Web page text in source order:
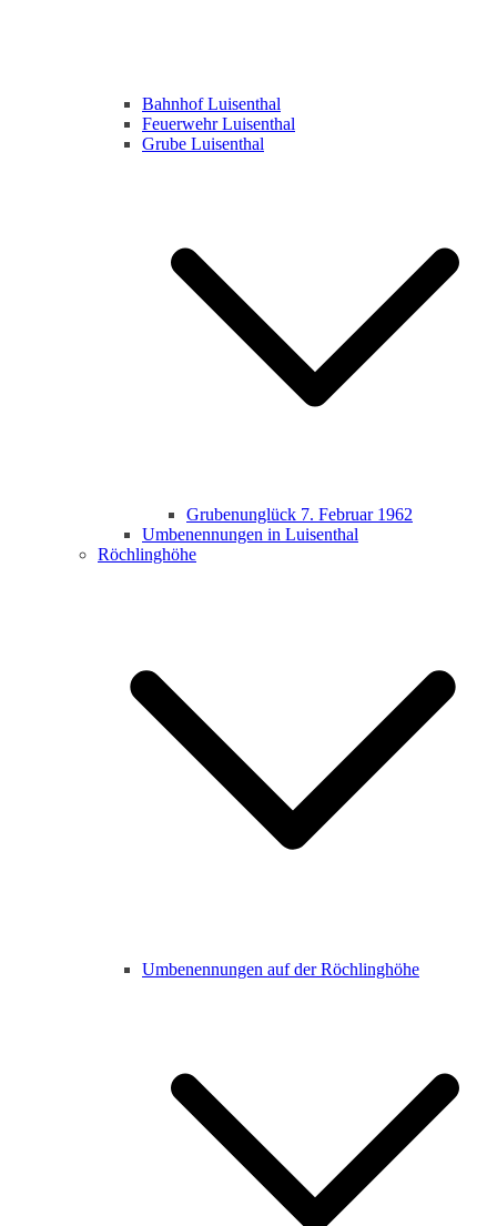
Bahnhof Luisenthal
Feuerwehr Luisenthal
Grube Luisenthal
Grubenunglück 7. Februar 1962
Umbenennungen in Luisenthal
Röchlinghöhe
Umbenennungen auf der Röchlinghöhe